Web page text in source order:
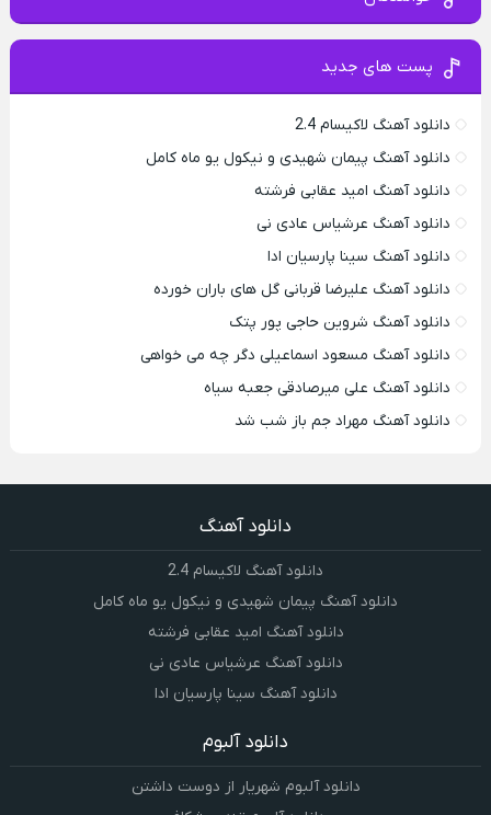
پست های جدید
دانلود آهنگ لاکیسام 2.4
دانلود آهنگ پیمان شهیدی و نیکول یو ماه کامل
دانلود آهنگ امید عقابی فرشته
دانلود آهنگ عرشیاس عادی نی
دانلود آهنگ سینا پارسیان ادا
دانلود آهنگ علیرضا قربانی گل های باران خورده
دانلود آهنگ شروین حاجی پور پتک
دانلود آهنگ مسعود اسماعیلی دگر چه می خواهی
دانلود آهنگ علی میرصادقی جعبه سیاه
دانلود آهنگ مهراد جم باز شب شد
دانلود آهنگ
دانلود آهنگ لاکیسام 2.4
دانلود آهنگ پیمان شهیدی و نیکول یو ماه کامل
دانلود آهنگ امید عقابی فرشته
دانلود آهنگ عرشیاس عادی نی
دانلود آهنگ سینا پارسیان ادا
دانلود آلبوم
دانلود آلبوم شهریار از دوست داشتن